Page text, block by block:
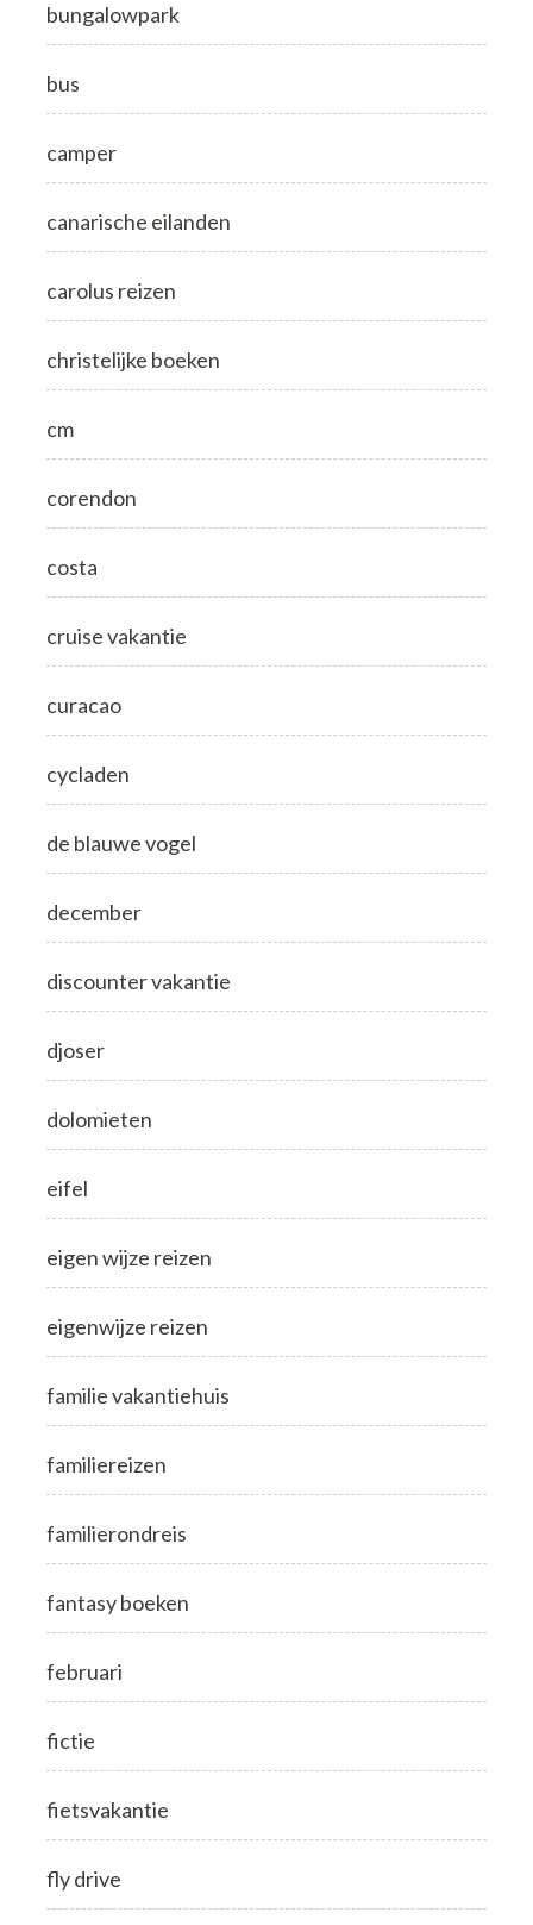
bungalowpark
bus
camper
canarische eilanden
carolus reizen
christelijke boeken
cm
corendon
costa
cruise vakantie
curacao
cycladen
de blauwe vogel
december
discounter vakantie
djoser
dolomieten
eifel
eigen wijze reizen
eigenwijze reizen
familie vakantiehuis
familiereizen
familierondreis
fantasy boeken
februari
fictie
fietsvakantie
fly drive